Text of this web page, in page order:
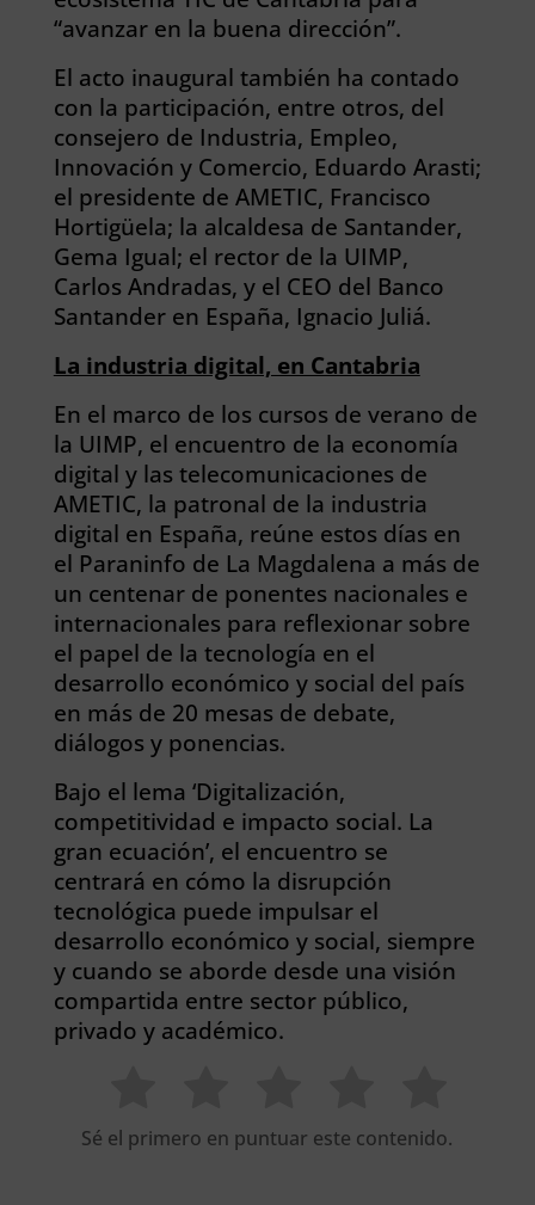
“avanzar en la buena dirección”.
El acto inaugural también ha contado
con la participación, entre otros, del
consejero de Industria, Empleo,
Innovación y Comercio, Eduardo Arasti;
el presidente de AMETIC, Francisco
Hortigüela; la alcaldesa de Santander,
Gema Igual; el rector de la UIMP,
Carlos Andradas, y el CEO del Banco
Santander en España, Ignacio Juliá.
La industria digital, en Cantabria
En el marco de los cursos de verano de
la UIMP, el encuentro de la economía
digital y las telecomunicaciones de
AMETIC, la patronal de la industria
digital en España, reúne estos días en
el Paraninfo de La Magdalena a más de
un centenar de ponentes nacionales e
internacionales para reflexionar sobre
el papel de la tecnología en el
desarrollo económico y social del país
en más de 20 mesas de debate,
diálogos y ponencias.
Bajo el lema ‘Digitalización,
competitividad e impacto social. La
gran ecuación’, el encuentro se
centrará en cómo la disrupción
tecnológica puede impulsar el
desarrollo económico y social, siempre
y cuando se aborde desde una visión
compartida entre sector público,
privado y académico.
Sé el primero en puntuar este contenido.